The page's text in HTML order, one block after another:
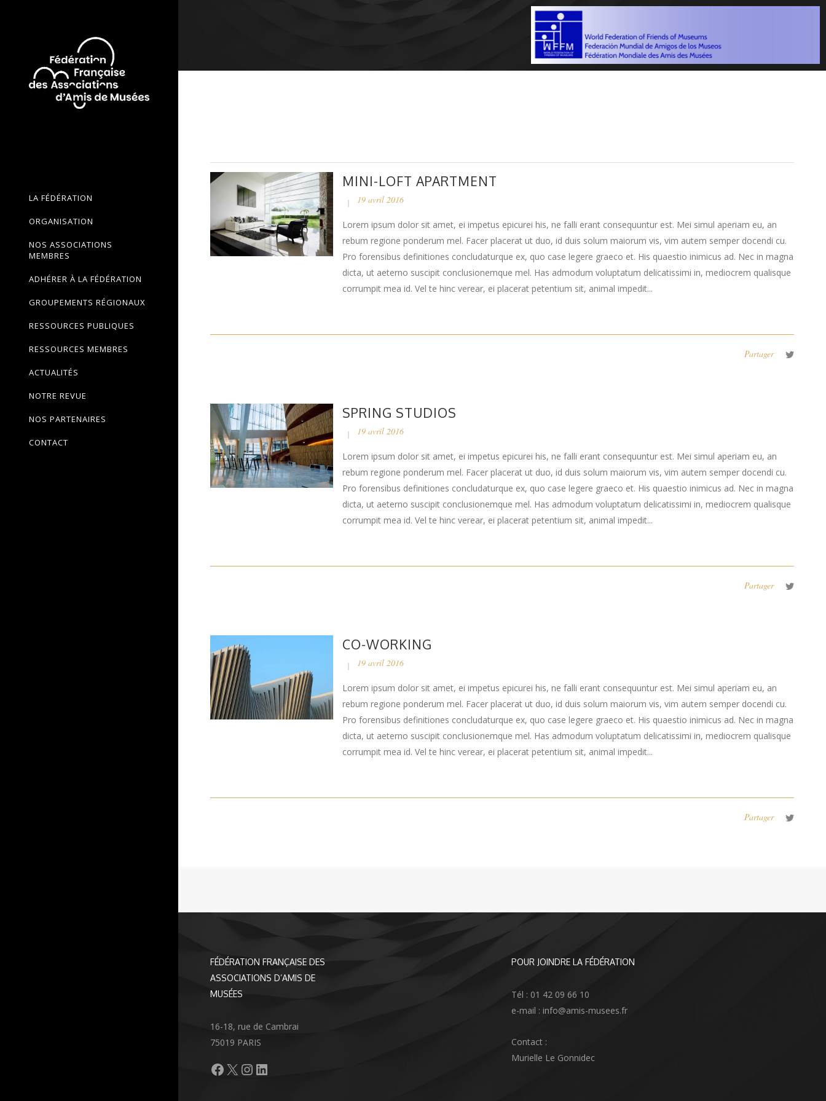
LA FÉDÉRATION
ORGANISATION
NOS ASSOCIATIONS
MEMBRES
ADHÉRER À LA FÉDÉRATION
GROUPEMENTS RÉGIONAUX
RESSOURCES PUBLIQUES
RESSOURCES MEMBRES
ACTUALITÉS
NOTRE REVUE
NOS PARTENAIRES
CONTACT
MINI-LOFT APARTMENT
19 avril 2016
Lorem ipsum dolor sit amet, ei impetus epicurei his, ne falli erant consequuntur est. Mei simul aperiam eu, an
rebum regione ponderum mel. Facer placerat ut duo, id duis solum maiorum vis, vim autem semper docendi cu.
Pro forensibus definitiones concludaturque ex, quo case legere graeco et. His quaestio inimicus ad. Nec in magna
dicta, ut aeterno suscipit conclusionemque mel. Has admodum voluptatum delicatissimi in, mediocrem qualisque
corrumpit mea id. Vel te hinc verear, ei placerat petentium sit, animal impedit...
Partager
SPRING STUDIOS
19 avril 2016
Lorem ipsum dolor sit amet, ei impetus epicurei his, ne falli erant consequuntur est. Mei simul aperiam eu, an
rebum regione ponderum mel. Facer placerat ut duo, id duis solum maiorum vis, vim autem semper docendi cu.
Pro forensibus definitiones concludaturque ex, quo case legere graeco et. His quaestio inimicus ad. Nec in magna
dicta, ut aeterno suscipit conclusionemque mel. Has admodum voluptatum delicatissimi in, mediocrem qualisque
corrumpit mea id. Vel te hinc verear, ei placerat petentium sit, animal impedit...
Partager
CO-WORKING
19 avril 2016
Lorem ipsum dolor sit amet, ei impetus epicurei his, ne falli erant consequuntur est. Mei simul aperiam eu, an
rebum regione ponderum mel. Facer placerat ut duo, id duis solum maiorum vis, vim autem semper docendi cu.
Pro forensibus definitiones concludaturque ex, quo case legere graeco et. His quaestio inimicus ad. Nec in magna
dicta, ut aeterno suscipit conclusionemque mel. Has admodum voluptatum delicatissimi in, mediocrem qualisque
corrumpit mea id. Vel te hinc verear, ei placerat petentium sit, animal impedit...
Partager
FÉDÉRATION FRANÇAISE DES
ASSOCIATIONS D’AMIS DE
MUSÉES
16-18, rue de Cambrai
75019 PARIS
Facebook
X Instagram
LinkedIn
POUR JOINDRE LA FÉDÉRATION
Tél : 01 42 09 66 10
e-mail : info@amis-musees.fr
Contact :
Murielle Le Gonnidec